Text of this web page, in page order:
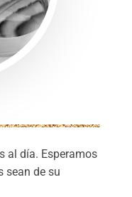
al día. Esperamos
sean de su